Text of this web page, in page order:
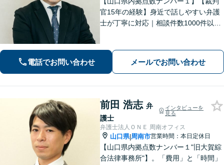
官15年の経験】身近で話しやすい弁護
士が丁寧に対応｜相談件数1000件以上
心してお任せください。【夜間対応】
電話でお問い合わせ メールでお問い合わせ
前田 浩志 弁
護士
インタビューを
見る
弁護士法人ＯＮＥ 周南オフィス
山口県|周南市営業時間：本日定休日
【山口県内拠点数ナンバー１"旧大賀綜
合法律事務所"】。「費用」と「時間」